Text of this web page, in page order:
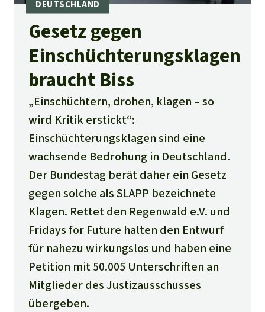
Kids
Newsletter­anmeldung
Klima
Biodiversität
Schutzgebiete
Palmöl
Biokraftstoff
Tropenholz
Gold
Aktuelle Ausgabe
01/2026
04/2025
03/2025
02/2025
01/2025
Ältere Ausgaben
Shop
Überuns
Über uns
Der Verein
40 Jahre Vereins­geschichte
Häufige Fragen
Jahresberichte
Stiftung
Kontakt
Transparenz
Medien
Presse
Presse-Echo
Widget einbinden
Banner einbinden
Freianzeigen
Deutsch
English
Español
Français
Italiano
Português
Testament
Spendenkonto Rettet den
Regenwald e. V.
DE11 4306 0967 2025 0541
00
GENODEM1GLS
IBAN kopieren
Spenden für ein Thema
Waldschutz
Schutz von Indigenen
Spenden für eine Region
Südostasien
Afrika
Gesetz gegen
Einschüchterungsklagen
braucht Biss
„Einschüchtern, drohen, klagen – so
wird Kritik erstickt“:
Einschüchterungsklagen sind eine
wachsende Bedrohung in Deutschland.
Der Bundestag berät daher ein Gesetz
gegen solche als SLAPP bezeichnete
Klagen. Rettet den Regenwald e.V. und
Fridays for Future halten den Entwurf
für nahezu wirkungslos und haben eine
Petition mit 50.005 Unterschriften an
Mitglieder des Justizausschusses
übergeben.